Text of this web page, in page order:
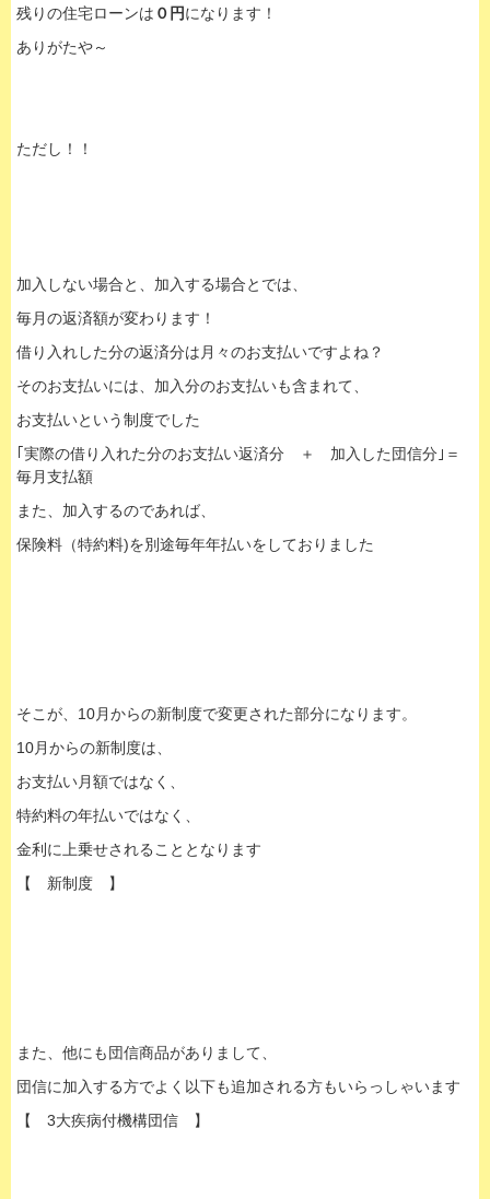
残りの住宅ローンは ０円になります！
ありがたや～
ただし！！
加入しない場合と、加入する場合とでは、
毎月の返済額が変わります！
借り入れした分の返済分は月々のお支払いですよね？
そのお支払いには、加入分のお支払いも含まれて、
お支払いという制度でした
｢実際の借り入れた分のお支払い返済分 ＋ 加入した団信分｣＝
毎月支払額
また、加入するのであれば、
保険料（特約料)を別途毎年年払いをしておりました
そこが、10月からの新制度で変更された部分になります。
10月からの新制度は、
お支払い月額ではなく、
特約料の年払いではなく、
金利に上乗せされることとなります
【 新制度 】
また、他にも団信商品がありまして、
団信に加入する方でよく以下も追加される方もいらっしゃいます
【 3大疾病付機構団信 】